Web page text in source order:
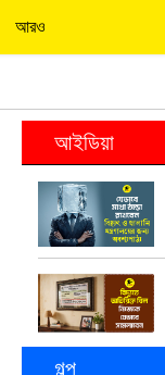
আরও
আইডিয়া
গল্প